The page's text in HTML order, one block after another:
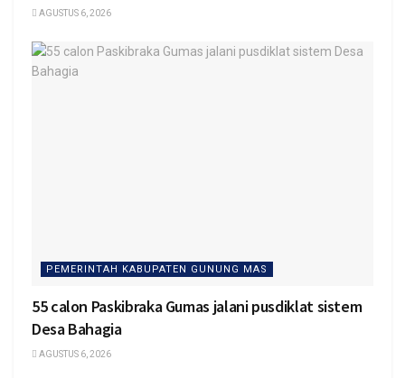
AGUSTUS 6, 2026
PEMERINTAH KABUPATEN GUNUNG MAS
55 calon Paskibraka Gumas jalani pusdiklat sistem
Desa Bahagia
AGUSTUS 6, 2026